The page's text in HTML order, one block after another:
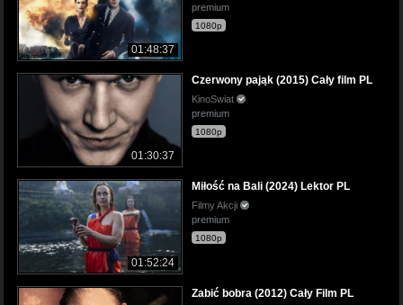
01:48:37
premium
1080p
01:30:37
Czerwony pająk (2015) Cały film PL
KinoSwiat
premium
1080p
01:52:24
Miłość na Bali (2024) Lektor PL
Filmy Akcji
premium
1080p
Zabić bobra (2012) Cały Film PL